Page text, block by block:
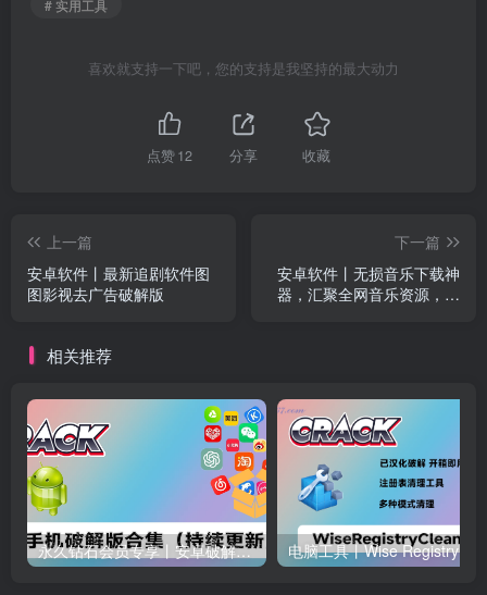
# 实用工具
喜欢就支持一下吧，您的支持是我坚持的最大动力
点赞12 分享 收藏
上一篇
安卓软件丨最新追剧软件图
图影视去广告破解版
下一篇
安卓软件丨无损音乐下载神
器，汇聚全网音乐资源，无
相关推荐
永久钻石会员专享丨安卓破解软件合集(更新至2025.4.11）